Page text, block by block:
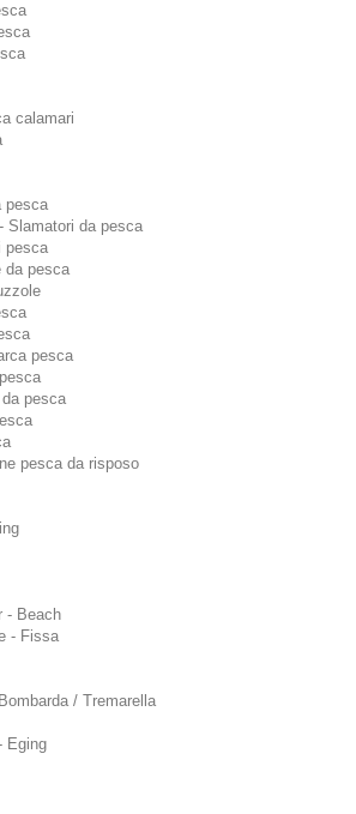
calamari
pesca
Slamatori da pesca
pesca
da pesca
pesca
pesca
pesca da risposo
- Beach
- Fissa
/ Tremarella
Eging